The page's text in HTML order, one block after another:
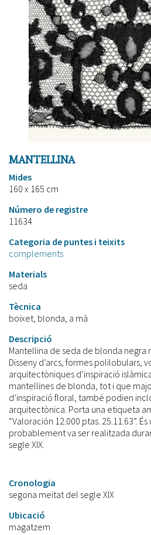
MANTELLINA
Mides
160 x 165 cm
Número de registre
11634
Categoria de puntes i teixits
complements
Materials
seda
Tècnica
boixet, blonda, a mà
Descripció
Mantellina de seda de blonda negra
Disseny d’arcs, formes polilobulars,
arquitectòniques d’inspiració
mantellines de blonda, tot i que
d’inspiració floral, també podien
arquitectònica. Porta una etiqueta
“Valoración 12.000 ptas. 25.11.63”.
probablement va ser realitzada
segle XIX.
Cronologia
segona meitat del segle XIX
Ubicació
magatzem